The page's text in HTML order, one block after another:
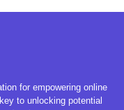
for empowering online
to unlocking potential